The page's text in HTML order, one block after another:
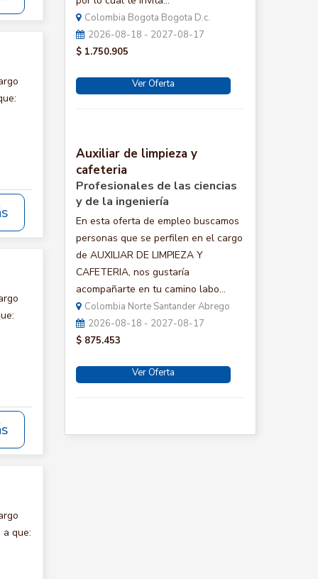
a que:
Colombia Bogota Bogota D.c.
2026-08-18 - 2027-08-17
$ 1.750.905
Ver Oferta
Auxiliar de limpieza y
cafeteria
Profesionales de las ciencias
y de la ingeniería
En esta oferta de empleo buscamos
personas que se perfilen en el cargo
de AUXILIAR DE LIMPIEZA Y
CAFETERIA, nos gustaría
acompañarte en tu camino labo...
Colombia Norte Santander Abrego
2026-08-18 - 2027-08-17
$ 875.453
Ver Oferta